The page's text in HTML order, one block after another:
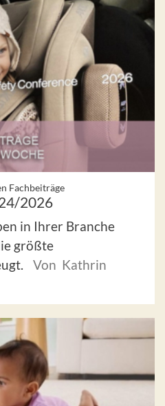
Fachbeiträge
2026
in Ihrer Branche
größte
Von Kathrin